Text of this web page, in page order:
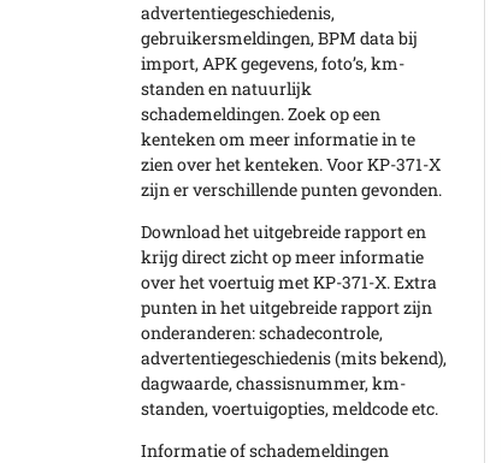
advertentiegeschiedenis,
gebruikersmeldingen, BPM data bij
import, APK gegevens, foto’s, km-
standen en natuurlijk
schademeldingen. Zoek op een
kenteken om meer informatie in te
zien over het kenteken. Voor KP-371-X
zijn er verschillende punten gevonden.
Download het uitgebreide rapport en
krijg direct zicht op meer informatie
over het voertuig met KP-371-X. Extra
punten in het uitgebreide rapport zijn
onderanderen: schadecontrole,
advertentiegeschiedenis (mits bekend),
dagwaarde, chassisnummer, km-
standen, voertuigopties, meldcode etc.
Informatie of schademeldingen